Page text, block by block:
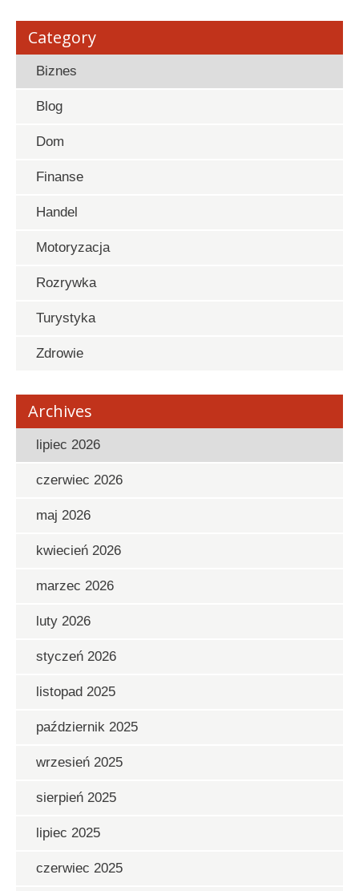
Category
Biznes
Blog
Dom
Finanse
Handel
Motoryzacja
Rozrywka
Turystyka
Zdrowie
Archives
lipiec 2026
czerwiec 2026
maj 2026
kwiecień 2026
marzec 2026
luty 2026
styczeń 2026
listopad 2025
październik 2025
wrzesień 2025
sierpień 2025
lipiec 2025
czerwiec 2025